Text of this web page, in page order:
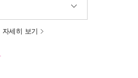
자세히 보기